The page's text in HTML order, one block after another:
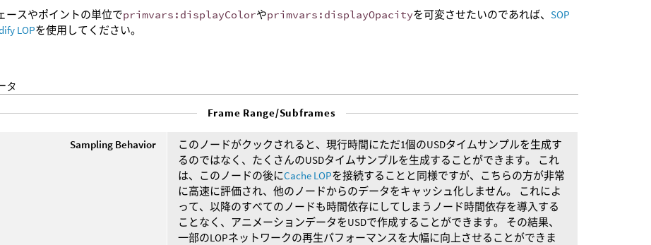
ースやポイントの単位でprimvars:displayColorやprimvars:displayOpacityを可変させたいのであれば、SOP
LOPを使用してください。
タ
Frame Range/Subframes
Sampling Behavior
このノードがクックされると、現行時間にただ1個のUSDタイムサンプルを生成す
るのではなく、たくさんのUSDタイムサンプルを生成することができます。 これ
は、このノードの後にCache LOPを接続することと同様ですが、こちらの方が非常
に高速に評価され、他のノードからのデータをキャッシュ化しません。 これによ
って、以降のすべてのノードも時間依存にしてしまうノード時間依存を導入する
ことなく、アニメーションデータをUSDで作成することができます。 その結果、
一部のLOPネットワークの再生パフォーマンスを大幅に向上させることができま